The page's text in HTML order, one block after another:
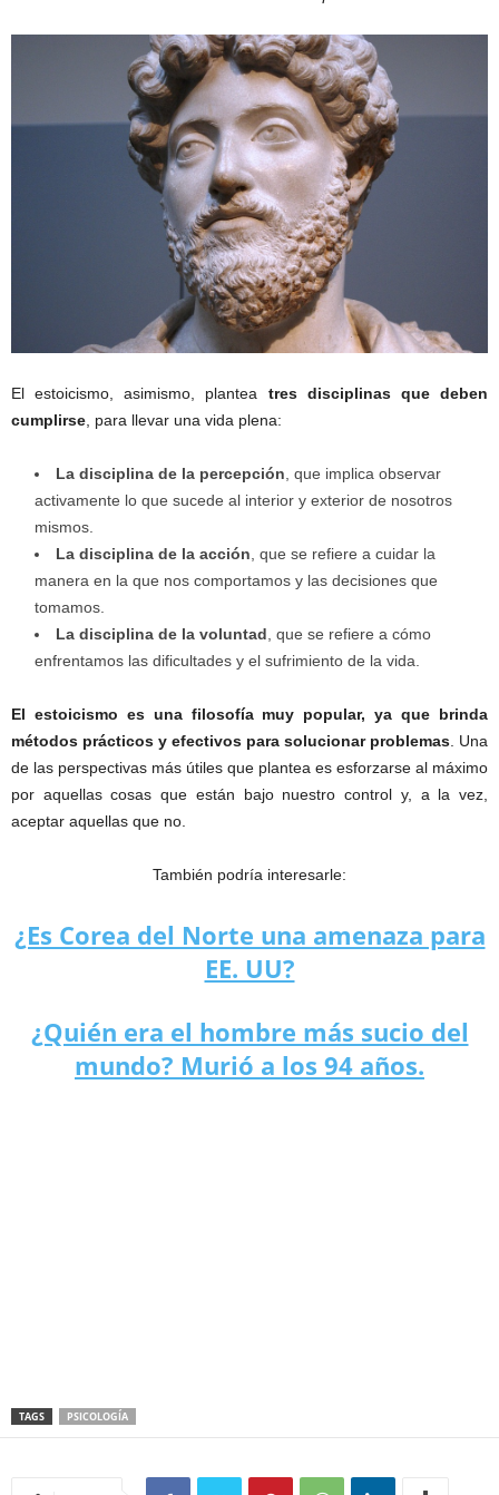
El estoicismo, asimismo, plantea tres disciplinas que deben
cumplirse, para llevar una vida plena:
La disciplina de la percepción, que implica observar
activamente lo que sucede al interior y exterior de nosotros
mismos.
La disciplina de la acción, que se refiere a cuidar la
manera en la que nos comportamos y las decisiones que
tomamos.
La disciplina de la voluntad, que se refiere a cómo
enfrentamos las dificultades y el sufrimiento de la vida.
El estoicismo es una filosofía muy popular, ya que brinda
métodos prácticos y efectivos para solucionar problemas. Una
de las perspectivas más útiles que plantea es esforzarse al máximo
por aquellas cosas que están bajo nuestro control y, a la vez,
aceptar aquellas que no.
También podría interesarle:
¿Es Corea del Norte una amenaza para
EE. UU?
¿Quién era el hombre más sucio del
mundo? Murió a los 94 años.
TAGS PSICOLOGÍA